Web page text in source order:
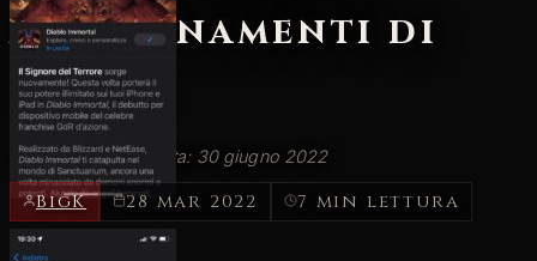
aggiornamenti di
marzo
Data di uscita prevista: 30 giugno 2022
BigK 28 mar 2022 7 min lettura